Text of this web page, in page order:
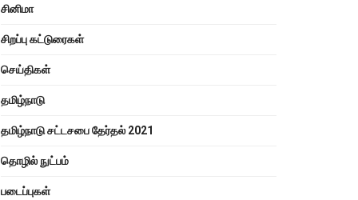
சினிமா
சிறப்பு கட்டுரைகள்
செய்திகள்
தமிழ்நாடு
தமிழ்நாடு சட்டசபை தேர்தல் 2021
தொழில் நுட்பம்
படைப்புகள்